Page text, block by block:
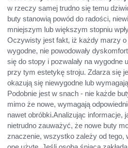
w rzeczy samej trudno się temu
buty stanowią powód do radości,
mniejszym lub większym stopniu
Oczywisty jest fakt, iż każdy marzy o
wygodne, nie powodowały
się do stopy i pozwalały na wygodne
przy tym estetykę stroju. Zdarza się
okazują się niewygodne lub
Podobnie jest w snach - nie każde
mimo że nowe, wymagają
nawet obróbki.Analizując informacje,
nietrudno zauważyć, że nowe buty
znaczenie, wszystko zależy od tego,